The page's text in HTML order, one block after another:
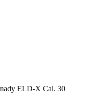
ELD-X Cal. 30